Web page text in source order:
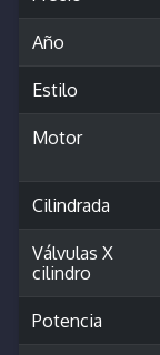
Año
Estilo
Motor
Cilindrada
Válvulas X
cilindro
Potencia